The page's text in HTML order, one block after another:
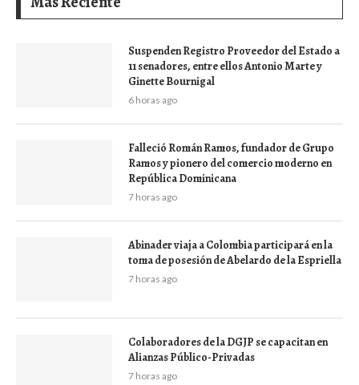
Suspenden Registro Proveedor del Estado a
11 senadores, entre ellos Antonio Marte y
Ginette Bournigal
6 horas ago
Falleció Román Ramos, fundador de Grupo
Ramos y pionero del comercio moderno en
República Dominicana
7 horas ago
Abinader viaja a Colombia participará en la
toma de posesión de Abelardo de la Espriella
7 horas ago
Colaboradores de la DGJP se capacitan en
Alianzas Público-Privadas
7 horas ago